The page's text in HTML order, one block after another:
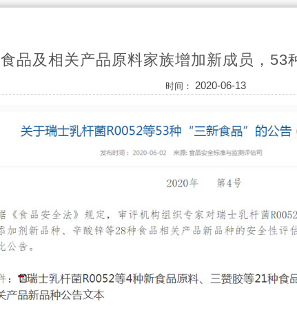
食品及相关产品原料家族增加新成员，53
时间： 2020-06-13